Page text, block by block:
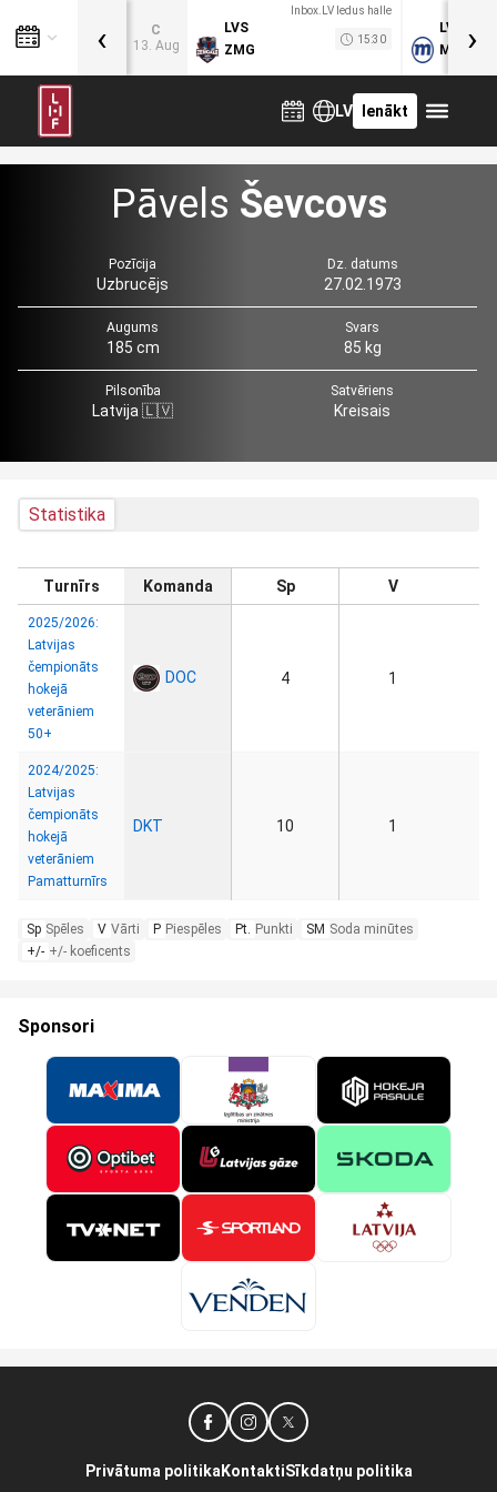
C
13. Aug
Inbox.LV ledus halle
LVS
ZMG
15:30
LVB
MOG
‹ ›
LV Ienākt
Pāvels Ševcovs
Pozīcija
Uzbrucējs
Dz. datums
27.02.1973
Augums
185 cm
Svars
85 kg
Pilsonība
Latvija 🇱🇻
Satvēriens
Kreisais
Statistika
Turnīrs Komanda Sp V
2025/2026:
Latvijas
čempionāts
hokejā
veterāniem
50+
DOC 4 1
2024/2025:
Latvijas
čempionāts
hokejā
veterāniem
Pamatturnīrs
DKT 10 1
Sp Spēles V Vārti P Piespēles Pt. Punkti SM Soda minūtes
+/- +/- koeficents
Sponsori
Privātuma politika KontaktiSīkdatņu politika